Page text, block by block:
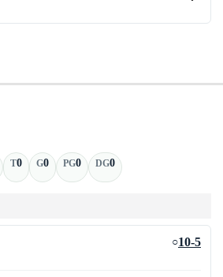
T0 G0 PG0 DG0
○10-5